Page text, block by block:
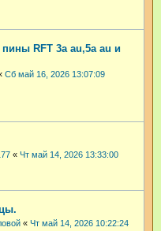
RFT 3a au,5a au и
Сб май 16, 2026 13:07:09
« Чт май 14, 2026 13:33:00
« Чт май 14, 2026 10:22:24